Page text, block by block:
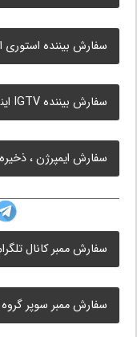
سفارش بیننده استوری
سفارش بیننده IGTV اینستاگرام
سفارش ایمپرژن ،
سفارش ممبر کانال
سفارش ممبر سوپر گروه